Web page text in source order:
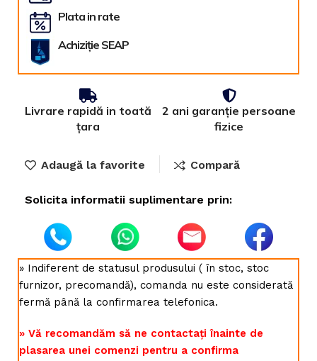
Plata in rate
Achiziție SEAP
Livrare rapidă in toată
țara
2 ani garanție persoane
fizice
Adaugă la favorite Compară
Solicita informatii suplimentare prin:
» Indiferent de statusul produsului ( în stoc, stoc
furnizor, precomandă), comanda nu este considerată
fermă până la confirmarea telefonica.
» Vă recomandăm să ne contactați înainte de
plasarea unei comenzi pentru a confirma